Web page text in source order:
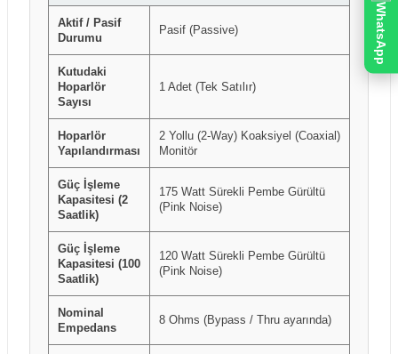
Aktif / Pasif
Durumu
Pasif (Passive)
Kutudaki
Hoparlör
Sayısı
1 Adet (Tek Satılır)
Hoparlör
Yapılandırması
2 Yollu (2-Way) Koaksiyel (Coaxial)
Monitör
Güç İşleme
Kapasitesi (2
Saatlik)
175 Watt Sürekli Pembe Gürültü
(Pink Noise)
Güç İşleme
Kapasitesi (100
Saatlik)
120 Watt Sürekli Pembe Gürültü
(Pink Noise)
Nominal
Empedans
8 Ohms (Bypass / Thru ayarında)
WhatsApp